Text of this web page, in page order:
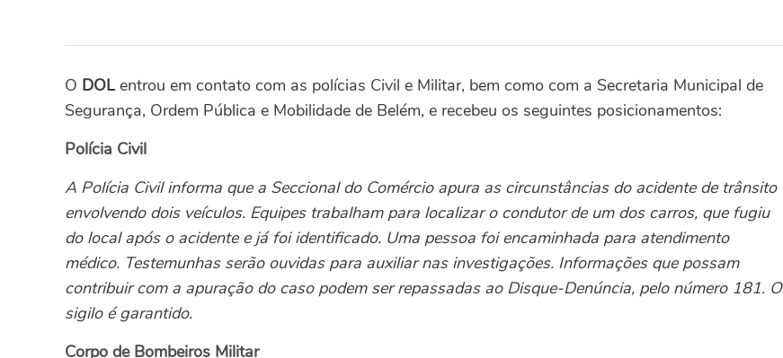
O DOLentrou em contato com as polícias Civil e Militar, bem como com a Secretaria Municipal de
Segurança, Ordem Pública e Mobilidade de Belém, e recebeu os seguintes posicionamentos:
Polícia Civil
A Polícia Civil informa que a Seccional do Comércio apura as circunstâncias do acidente de trânsito
envolvendo dois veículos. Equipes trabalham para localizar o condutor de um dos carros, que fugiu
do local após o acidente e já foi identificado. Uma pessoa foi encaminhada para atendimento
médico. Testemunhas serão ouvidas para auxiliar nas investigações. Informações que possam
contribuir com a apuração do caso podem ser repassadas ao Disque-Denúncia, pelo número 181. O
sigilo é garantido.
Corpo de Bombeiros Militar